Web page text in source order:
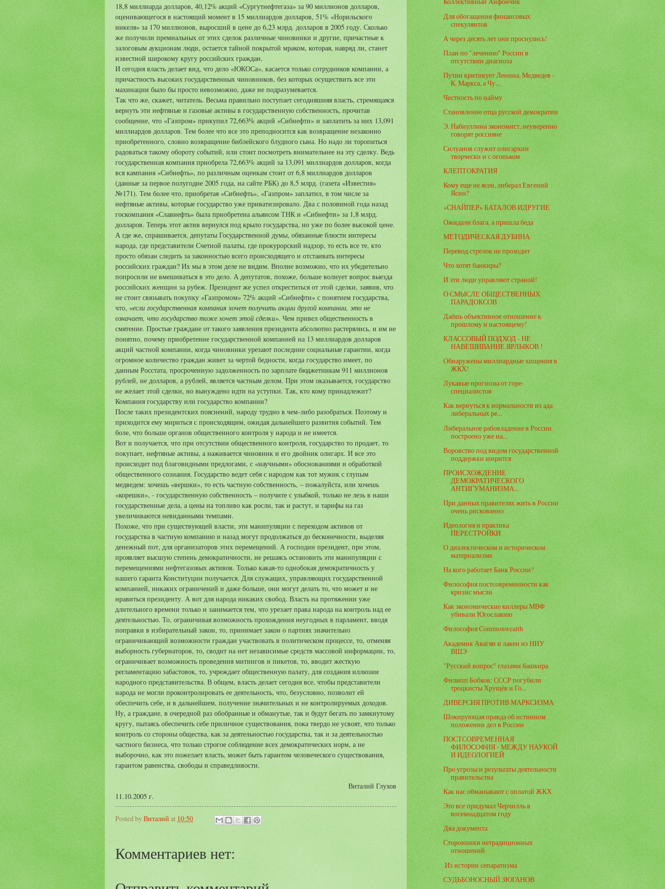
18,8 миллиарда долларов, 40,12% акций «Сургутнефтегаза» за 90 миллионов долларов,
оценивающегося в настоящий момент в 15 миллиардов долларов, 51% «Норильского
никеля» за 170 миллионов, выросший в цене до 6,23 млрд. долларов в 2005 году. Сколько
же получили премиальных от этих сделок различные чиновники и другие, причастные к
залоговым аукционам люди, остается тайной покрытой мраком, которая, навряд ли, станет
известной широкому кругу российских граждан.
И сегодня власть делает вид, что дело «ЮКОСа», касается только сотрудников компании, а
причастность высоких государственных чиновников, без которых осуществить все эти
махинации было бы просто невозможно, даже не подразумевается.
Так что же, скажет, читатель. Весьма правильно поступает сегодняшняя власть, стремящаяся
вернуть эти нефтяные и газовые активы в государственную собственность, прочитав
сообщение, что «Газпром» прикупил 72,663% акций «Сибнефти» и заплатить за них 13,091
миллиардов долларов. Тем более что все это преподносится как возвращение незаконно
приобретенного, словно возвращение библейского блудного сына. Но надо ли торопиться
радоваться такому обороту событий, или стоит посмотреть внимательнее на эту сделку. Ведь
государственная компания приобрела 72,663% акций за 13,091 миллиардов долларов, когда
вся кампания «Сибнефть», по различным оценкам стоит от 6,8 миллиардов долларов
(данные за первое полугодие 2005 года, на сайте РБК) до 8,5 млрд. (газета «Известия»
№171). Тем более что, приобретая «Сибнефть», «Газпром» заплатил, в том числе за
нефтяные активы, которые государство уже приватизировало. Два с половиной года назад
госкомпания «Славнефть» была приобретена альянсом ТНК и «Сибнефти» за 1,8 млрд.
долларов. Теперь этот актив вернулся под крыло государства, но уже по более высокой цене.
А где же, спрашивается, депутаты Государственной думы, обязанные блюсти интересы
народа, где представители Счетной палаты, где прокурорский надзор, то есть все те, кто
просто обязан следить за законностью всего происходящего и отстаивать интересы
российских граждан? Их мы в этом деле не видим. Вполне возможно, что их убедительно
попросили не вмешиваться в это дело. А депутатов, похоже, больше волнует вопрос выезда
российских женщин за рубеж. Президент же успел откреститься от этой сделки, заявив, что
не стоит связывать покупку «Газпромом» 72% акций «Сибнефти» с понятием государства,
что, «если государственная компания хочет получить акции другой компании, это не
означает, что государство тоже хочет этой сделки». Чем привел общественность в
смятение. Простые граждане от такого заявления президента абсолютно растерялись, и им не
понятно, почему приобретение государственной компанией на 13 миллиардов долларов
акций частной компании, когда чиновники урезают последние социальные гарантии, когда
огромное количество граждан живет за чертой бедности, когда государство имеет, по
данным Росстата, просроченную задолженность по зарплате бюджетникам 911 миллионов
рублей, не долларов, а рублей, является частным делом. При этом оказывается, государство
не желает этой сделки, но вынуждено идти на уступки. Так, кто кому принадлежит?
Компания государству или государство компании?
После таких президентских пояснений, народу трудно в чем-либо разобраться. Поэтому и
приходится ему мириться с происходящим, ожидая дальнейшего развития событий. Тем
боле, что больше органов общественного контроля у народа и не имеется.
Вот и получается, что при отсутствии общественного контроля, государство то продает, то
покупает, нефтяные активы, а наживается чиновник и его двойник олигарх. И все это
происходит под благовидными предлогами, с «научными» обоснованиями и обработкой
общественного сознания. Государство ведет себя с народом как тот мужик с глупым
медведем: хочешь «вершки», то есть частную собственность, – пожалуйста, или хочешь
«корешки», - государственную собственность – получите с улыбкой, только не лезь в наши
государственные дела, а цены на топливо как росли, так и растут, и тарифы на газ
увеличиваются невиданными темпами.
Похоже, что при существующей власти, эти манипуляции с переходом активов от
государства в частную компанию и назад могут продолжаться до бесконечности, выделяя
денежный пот, для организаторов этих перемещений. А господин президент, при этом,
проявляет высшую степень демократичности, не решаясь остановить эти манипуляции с
перемещениями нефтегазовых активов. Только какая-то однобокая демократичность у
нашего гаранта Конституции получается. Для служащих, управляющих государственной
компанией, никаких ограничений и даже больше, они могут делать то, что может и не
нравиться президенту. А вот для народа никаких свобод. Власть на протяжении уже
длительного времени только и занимается тем, что урезает права народа на контроль над ее
деятельностью. То, ограничивая возможность прохождения неугодных в парламент, вводя
поправки в избирательный закон, то, принимает закон о партиях значительно
ограничивающий возможности граждан участвовать в политическом процессе, то, отменяя
выборность губернаторов, то, сводит на нет независимые средств массовой информации, то,
ограничивает возможность проведения митингов и пикетов, то, вводит жесткую
регламентацию забастовок, то, учреждает общественную палату, для создания иллюзии
народного представительства. В общем, власть делает сегодня все, чтобы представители
народа не могли проконтролировать ее деятельность, что, безусловно, позволит ей
обеспечить себе, и в дальнейшем, получение значительных и не контролируемых доходов.
Ну, а граждане, в очередной раз обобранные и обманутые, так и будут бегать по замкнутому
кругу, пытаясь обеспечить себе приличное существования, пока твердо не усвоят, что только
контроль со стороны общества, как за деятельностью государства, так и за деятельностью
частного бизнеса, что только строгое соблюдение всех демократических норм, а не
выборочно, как это пожелает власть, может быть гарантом человеческого существования,
гарантом равенства, свободы и справедливости.
Виталий Глухов
11.10.2005 г.
Posted byВиталий at 10:50
Комментариев нет:
Для обогащения финансовых
спекулянтов
А через десять лет они проснулись!
План по "лечению" России в
отсутствии диагноза
Путин критикует Ленина, Медведев -
К. Маркса, а Чу...
Честность по найму
Становление отца русской демократии
Э. Набиуллина экономист, неуверенно
говорят россияне
Силуанов служит олигархии
творчески и с огоньком
КЛЕПТОКРАТИЯ
Кому еще не ясен, либерал Евгений
Ясин?
«СНАЙПЕР» БАТАЛОВ ИДРУГИЕ
Ожидали блага, а пришла беда
МЕТОДИЧЕСКАЯ ДУБИНА
Перевод стрелок не проходит
Что хотят банкиры?
И эти люди управляют страной!
О СМЫСЛЕ ОБЩЕСТВЕННЫХ
ПАРАДОКСОВ
Даёшь объективное отношение к
прошлому и настоящему!
КЛАССОВЫЙ ПОДХОД - НЕ
НАВЕШИВАНИЕ ЯРЛЫКОВ !
Обнаружены миллиардные хищения в
ЖКХ!
Лукавые прогнозы от горе-
специалистов
Как вернуться к нормальности из ада
либеральных ре...
Либеральное рабовладение в России
построено уже на...
Воровство под видом государственной
поддержки ширится
ПРОИСХОЖДЕНИЕ
ДЕМОКРАТИЧЕСКОГО
АНТИГУМАНИЗМА...
При данных правителях жить в России
очень рискованно
Идеология и практика
ПЕРЕСТРОЙКИ
О диалектическом и историческом
материализме
На кого работает Банк России?
Философия постсовременности как
кризис мысли
Как экономические киллеры МВФ
убивали Югославию
Философия Commonwealth
Академик Авагян и лакеи из НИУ
ВШЭ
"Русский вопрос" глазами башкира
Филипп Бобков: СССР погубили
троцкисты Хрущёв и Го...
ДИВЕРСИЯ ПРОТИВ МАРКСИЗМА
Шокирующая правда об истинном
положении дел в России
ПОСТСОВРЕМЕННАЯ
ФИЛОСОФИЯ - МЕЖДУ НАУКОЙ
И ИДЕОЛОГИЕЙ
Про угрозы и результаты деятельности
правительства
Как нас обманывают с оплатой ЖКХ
Это все придумал Черчилль в
восемнадцатом году
Два документа
Сторонники нетрадиционных
отношений
.Из истории сепаратизма
СУДЬБОНОСНЫЙ ЗЮГАНОВ